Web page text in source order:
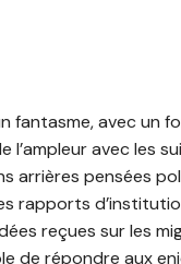
avec un
avec les
arrières pensées
rapports
reçues sur les
de répondre aux